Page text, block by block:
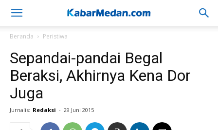
Beranda Peristiwa
Sepandai-pandai Begal
Beraksi, Akhirnya Kena Dor
Juga
Jurnalis: Redaksi - 29 Juni 2015